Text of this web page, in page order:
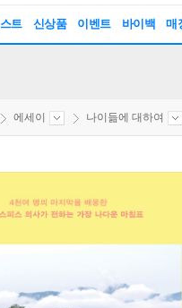
트 신상품 이벤트 바이백 매
에세이 나이듦에 대하여